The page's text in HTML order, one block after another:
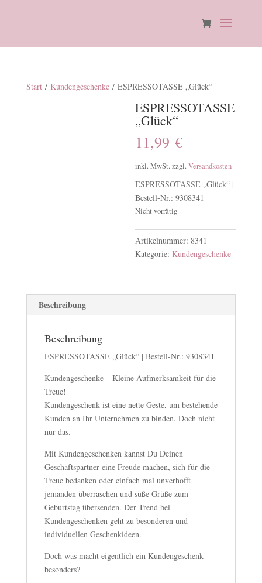
Start/ Kundengeschenke/ ESPRESSOTASSE „Glück“
ESPRESSOTASSE
„Glück“
11,99€
inkl. MwSt. zzgl.Versandkosten
ESPRESSOTASSE „Glück“ |
Bestell-Nr.: 9308341
Nicht vorrätig
Artikelnummer: 8341
Kategorie: Kundengeschenke
Beschreibung
Beschreibung
ESPRESSOTASSE „Glück“ | Bestell-Nr.: 9308341
Kundengeschenke – Kleine Aufmerksamkeit für die
Treue!
Kundengeschenk ist eine nette Geste, um bestehende
Kunden an Ihr Unternehmen zu binden. Doch nicht
nur das.
Mit Kundengeschenken kannst Du Deinen
Geschäftspartner eine Freude machen, sich für die
Treue bedanken oder einfach mal unverhofft
jemanden überraschen und süße Grüße zum
Geburtstag übersenden. Der Trend bei
Kundengeschenken geht zu besonderen und
individuellen Geschenkideen.
Doch was macht eigentlich ein Kundengeschenk
besonders?